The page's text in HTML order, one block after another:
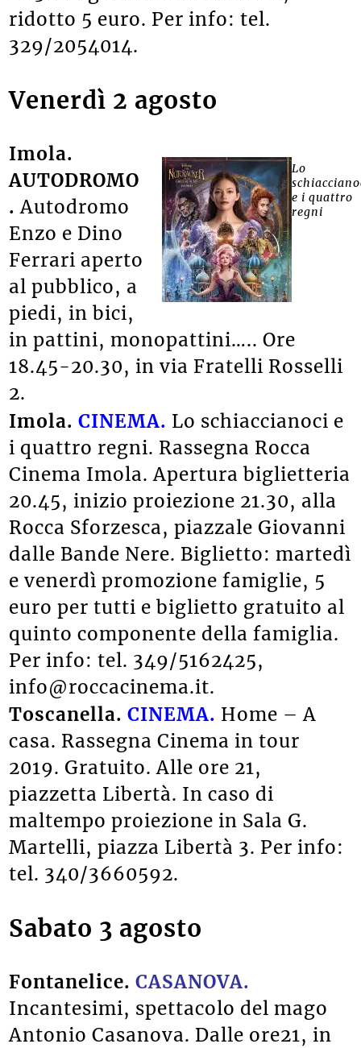
ridotto 5 euro. Per info: tel.
329/2054014.
Venerdì 2 agosto
Lo
e i quattro
regni
Imola.
AUTODROMO
. Autodromo
Enzo e Dino
Ferrari aperto
al pubblico, a
piedi, in bici,
in pattini, monopattini….. Ore
18.45-20.30, in via Fratelli Rosselli
2.
Imola.CINEMA. Lo schiaccianoci e
i quattro regni. Rassegna Rocca
Cinema Imola. Apertura biglietteria
20.45, inizio proiezione 21.30, alla
Rocca Sforzesca, piazzale Giovanni
dalle Bande Nere. Biglietto: martedì
e venerdì promozione famiglie, 5
euro per tutti e biglietto gratuito al
quinto componente della famiglia.
Per info: tel. 349/5162425,
info@roccacinema.it.
Toscanella.CINEMA. Home – A
casa. Rassegna Cinema in tour
2019. Gratuito. Alle ore 21,
piazzetta Libertà. In caso di
maltempo proiezione in Sala G.
Martelli, piazza Libertà 3. Per info:
tel. 340/3660592.
Sabato 3 agosto
Fontanelice.CASANOVA.
Incantesimi, spettacolo del mago
Antonio Casanova. Dalle ore21, in